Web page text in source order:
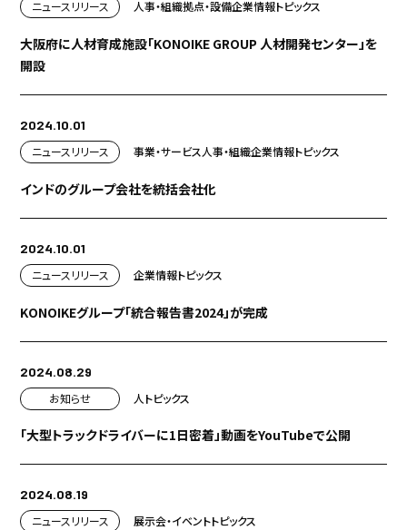
ニュースリリース
人事・組織拠点・設備企業情報トピックス
大阪府に人材育成施設「KONOIKE GROUP 人材開発センター」を
開設
2024.10.01
ニュースリリース
事業・サービス 人事・組織企業情報トピックス
インドのグループ会社を統括会社化
2024.10.01
ニュースリリース
企業情報トピックス
KONOIKEグループ「統合報告書2024」が完成
2024.08.29
お知らせ
人 トピックス
「大型トラックドライバーに1日密着」動画をYouTubeで公開
2024.08.19
ニュースリリース
展示会・イベントトピックス